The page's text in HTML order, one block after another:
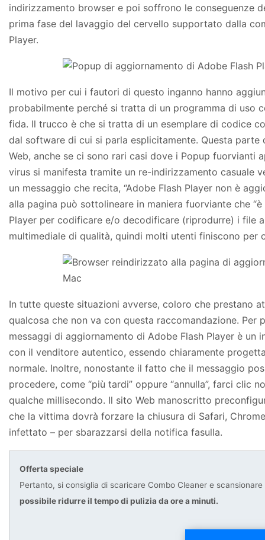
indirizzamento browser e poi soffrono le conseguenze
prima fase del lavaggio del cervello supportato dalla
Player.
Il motivo per cui i fautori di questo inganno hanno
probabilmente perché si tratta di un programma di uso
fida. Il trucco è che si tratta di un esemplare di codice
dal software di cui si parla esplicitamente. Questa parte
Web, anche se ci sono rari casi dove i Popup fuorvianti
virus si manifesta tramite un re-indirizzamento casuale
un messaggio che recita, “Adobe Flash Player non è
alla pagina può sottolineare in maniera fuorviante che
Player per codificare e/o decodificare (riprodurre) i file
multimediale di qualità, quindi molti utenti finiscono per
In tutte queste situazioni avverse, coloro che prestano
qualcosa che non va con questa raccomandazione. Per
messaggi di aggiornamento di Adobe Flash Player è un
con il venditore autentico, essendo chiaramente
normale. Inoltre, nonostante il fatto che il messaggio
procedere, come “più tardi” oppure “annulla”, farci clic
qualche millisecondo. Il sito Web manoscritto
che la vittima dovrà forzare la chiusura di Safari,
infettato – per sbarazzarsi della notifica fasulla.
Offerta speciale
Pertanto, si consiglia di scaricare Combo Cleaner e
possibile ridurre il tempo di pulizia da ore a minuti.